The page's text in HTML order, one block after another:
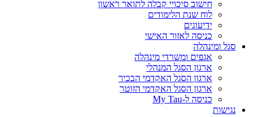
חישוב סיכויי קבלה לתואר ראשון
לוח שנת הלימודים
ידיעונים
כניסה לאזור האישי
סגל ומינהלה
אגפים ומשרדי מינהלה
ארגון הסגל המנהלי
ארגון הסגל האקדמי הבכיר
ארגון הסגל האקדמי הזוטר
כניסה ל-My Tau
נגישות